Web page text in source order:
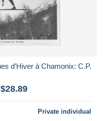
d'Hiver à Chamonix: C.P.
Private individual